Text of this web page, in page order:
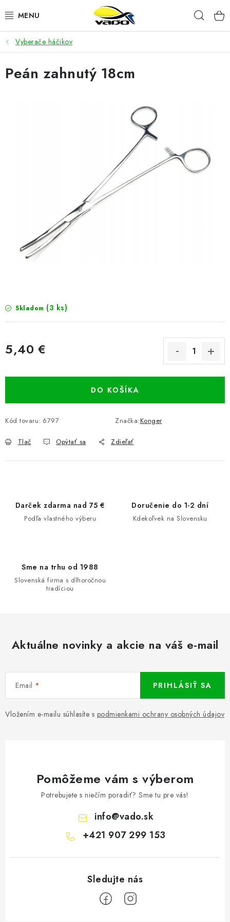
na
ŽIVÁ NÁSTRAHA
BIŽUTÉRIA
PRETEKÁRSKE SEDAČKY
CAMPING
NAVIJAKY
Navštívte našu predajňu vo Dvoroch nad Žitavou »
Vyberače háčikov
Skladom (3 ks)
5,40 €
DO KOŠÍKA
Kód tovaru: 6797 Značka:Konger
Tlač Opýtať sa Zdieľať
Peán zahnutý 18cm
Darček zdarma nad 75 €
Podľa vlastného výberu
Doručenie do 1-2 dní
Kdekoľvek na Slovensku
Sme na trhu od 1988
Slovenská firma s dlhoročnou
tradíciou
Aktuálne novinky a akcie na váš e-mail
Email
Vložením e-mailu súhlasíte s podmienkami ochrany osobných údajov
PRIHLÁSIŤ SA
Pomôžeme vám s výberom
Potrebujete s niečím poradiť? Sme tu pre vás!
info@vado.sk
+421 907 299 153